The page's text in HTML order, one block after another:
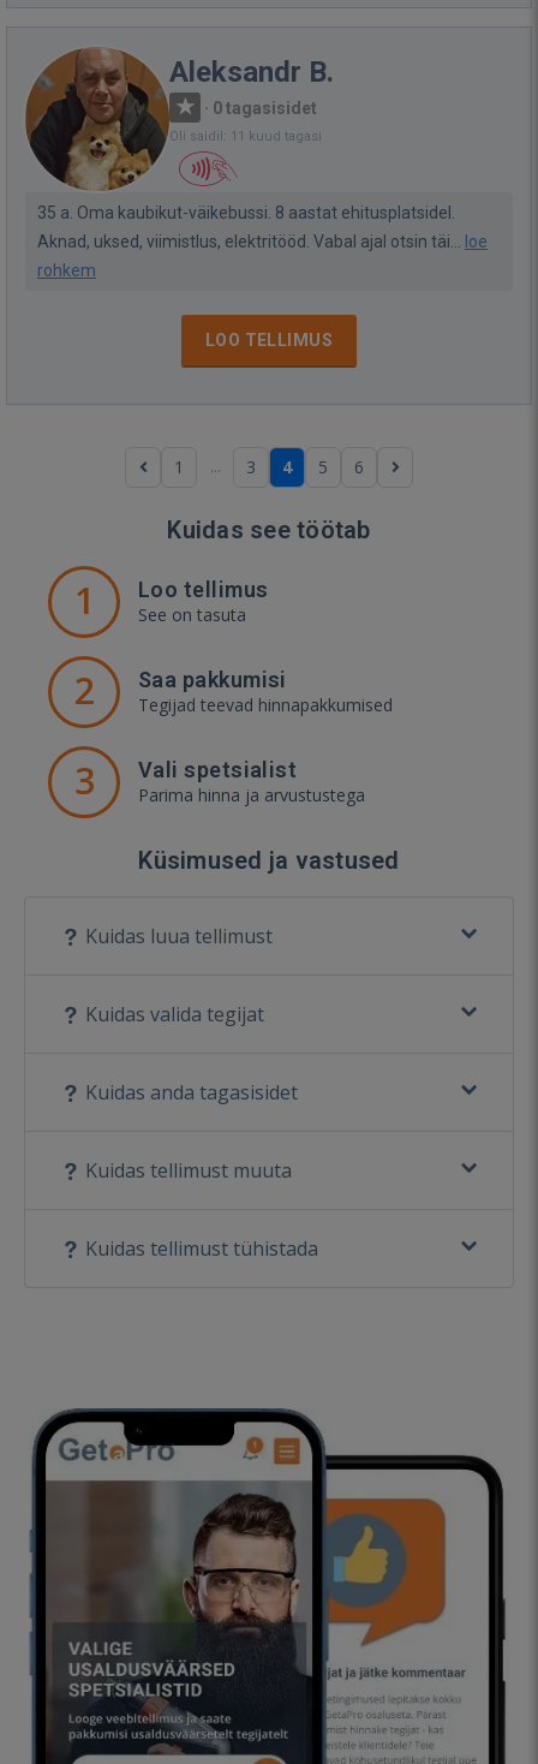
Aleksandr B.
· 0 tagasisidet
Oli saidil: 11 kuud tagasi
35 a. Оma kaubikut-väikebussi. 8 aastat ehitusplatsidel.
Aknad, uksed, viimistlus, elektritööd. Vabal ajal otsin täi...
loe
rohkem
LOO TELLIMUS
1 ... 3 4 5 6
Kuidas see töötab
1 Loo tellimus
See on tasuta
2 Saa pakkumisi
Tegijad teevad hinnapakkumised
3 Vali spetsialist
Parima hinna ja arvustustega
Küsimused ja vastused
Kuidas luua tellimust
Kuidas valida tegijat
Kuidas anda tagasisidet
Kuidas tellimust muuta
Kuidas tellimust tühistada